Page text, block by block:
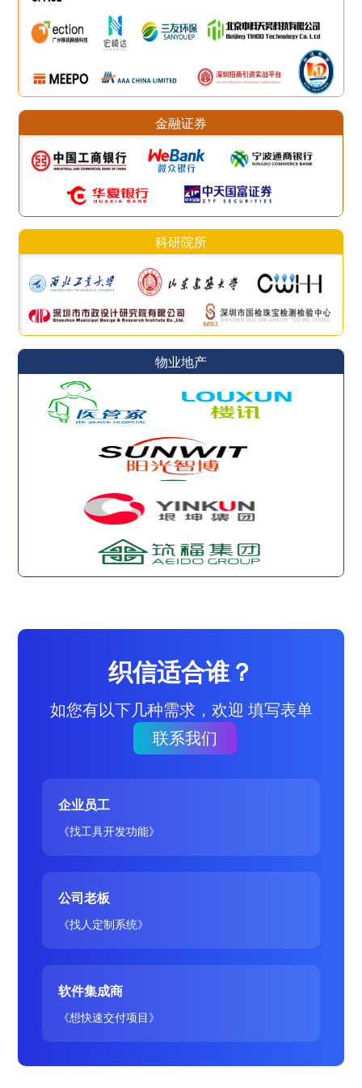
金融证券
科研院所
物业地产
织信适合谁？
如您有以下几种需求，欢迎 填写表单
联系我们
企业员工
《找工具开发功能》
公司老板
《找人定制系统》
软件集成商
《想快速交付项目》